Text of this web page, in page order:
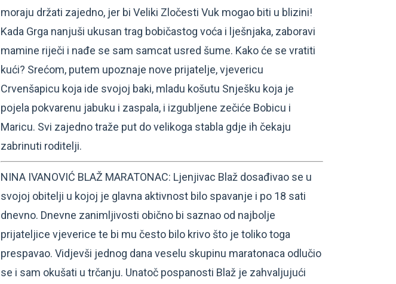
moraju držati zajedno, jer bi Veliki Zločesti Vuk mogao biti u blizini!
Kada Grga nanjuši ukusan trag bobičastog voća i lješnjaka, zaboravi
mamine riječi i nađe se sam samcat usred šume. Kako će se vratiti
kući? Srećom, putem upoznaje nove prijatelje, vjevericu
Crvenšapicu koja ide svojoj baki, mladu košutu Snješku koja je
pojela pokvarenu jabuku i zaspala, i izgubljene zečiće Bobicu i
Maricu. Svi zajedno traže put do velikoga stabla gdje ih čekaju
zabrinuti roditelji.
NINA IVANOVIĆ BLAŽ MARATONAC: Ljenjivac Blaž dosađivao se u
svojoj obitelji u kojoj je glavna aktivnost bilo spavanje i po 18 sati
dnevno. Dnevne zanimljivosti obično bi saznao od najbolje
prijateljice vjeverice te bi mu često bilo krivo što je toliko toga
prespavao. Vidjevši jednog dana veselu skupinu maratonaca odlučio
se i sam okušati u trčanju. Unatoč pospanosti Blaž je zahvaljujući